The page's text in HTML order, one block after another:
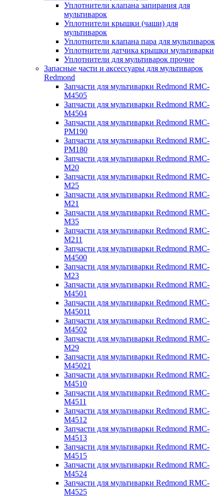
Уплотнители клапана запирания для
мультиварок
Уплотнители крышки (чаши) для
мультиварок
Уплотнители клапана пара для мультиварок
Уплотнители датчика крышки мультиварки
Уплотнители для мультиварок прочие
Запасные части и аксессуары для мультиварок
Redmond
Запчасти для мультиварки Redmond RMC-
M4505
Запчасти для мультиварки Redmond RMC-
M4504
Запчасти для мультиварки Redmond RMC-
PM190
Запчасти для мультиварки Redmond RMC-
PM180
Запчасти для мультиварки Redmond RMC-
M20
Запчасти для мультиварки Redmond RMC-
M25
Запчасти для мультиварки Redmond RMC-
M21
Запчасти для мультиварки Redmond RMC-
M35
Запчасти для мультиварки Redmond RMC-
M211
Запчасти для мультиварки Redmond RMC-
M4500
Запчасти для мультиварки Redmond RMC-
M23
Запчасти для мультиварки Redmond RMC-
M4501
Запчасти для мультиварки Redmond RMC-
M45011
Запчасти для мультиварки Redmond RMC-
M4502
Запчасти для мультиварки Redmond RMC-
M29
Запчасти для мультиварки Redmond RMC-
M45021
Запчасти для мультиварки Redmond RMC-
M4510
Запчасти для мультиварки Redmond RMC-
M4511
Запчасти для мультиварки Redmond RMC-
M4512
Запчасти для мультиварки Redmond RMC-
M4513
Запчасти для мультиварки Redmond RMC-
M4515
Запчасти для мультиварки Redmond RMC-
M4524
Запчасти для мультиварки Redmond RMC-
M4525